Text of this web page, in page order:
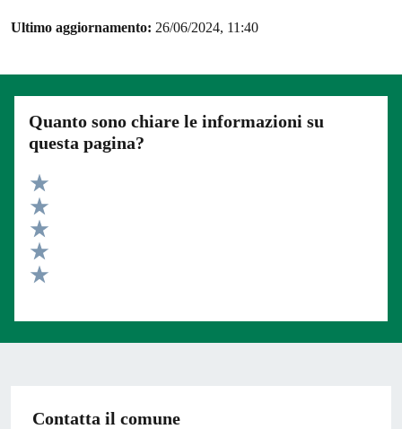
Ultimo aggiornamento: 26/06/2024, 11:40
Quanto sono chiare le informazioni su
questa pagina?
Valuta 5 stelle su 5
Valuta 4 stelle su 5
Valuta 3 stelle su 5
Valuta 2 stelle su 5
Contatta il comune